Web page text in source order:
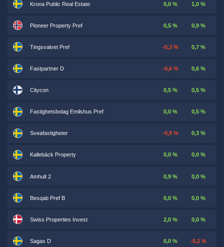
Krona Public Real Estate 0,0 % 1,0 %
Pioneer Property Pref 0,5 % 0,9 %
Tingsvalvet Pref -0,3 % 0,7 %
Fastpartner D -0,6 % 0,6 %
Citycon 0,5 % 0,5 %
Fastighetsbolag Emilshus Pref 0,0 % 0,5 %
Sveafastigheter -0,9 % 0,3 %
Kallebäck Property 0,0 % 0,0 %
Amhult 2 0,9 % 0,0 %
Besqab Pref B 0,0 % 0,0 %
Swiss Properties Invest 2,0 % 0,0 %
Sagax D 0,0 % -0,2 %